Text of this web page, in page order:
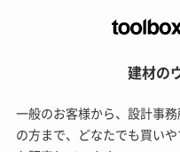
建材の
一般のお客様から、設計事
の方まで、どなたでも買い